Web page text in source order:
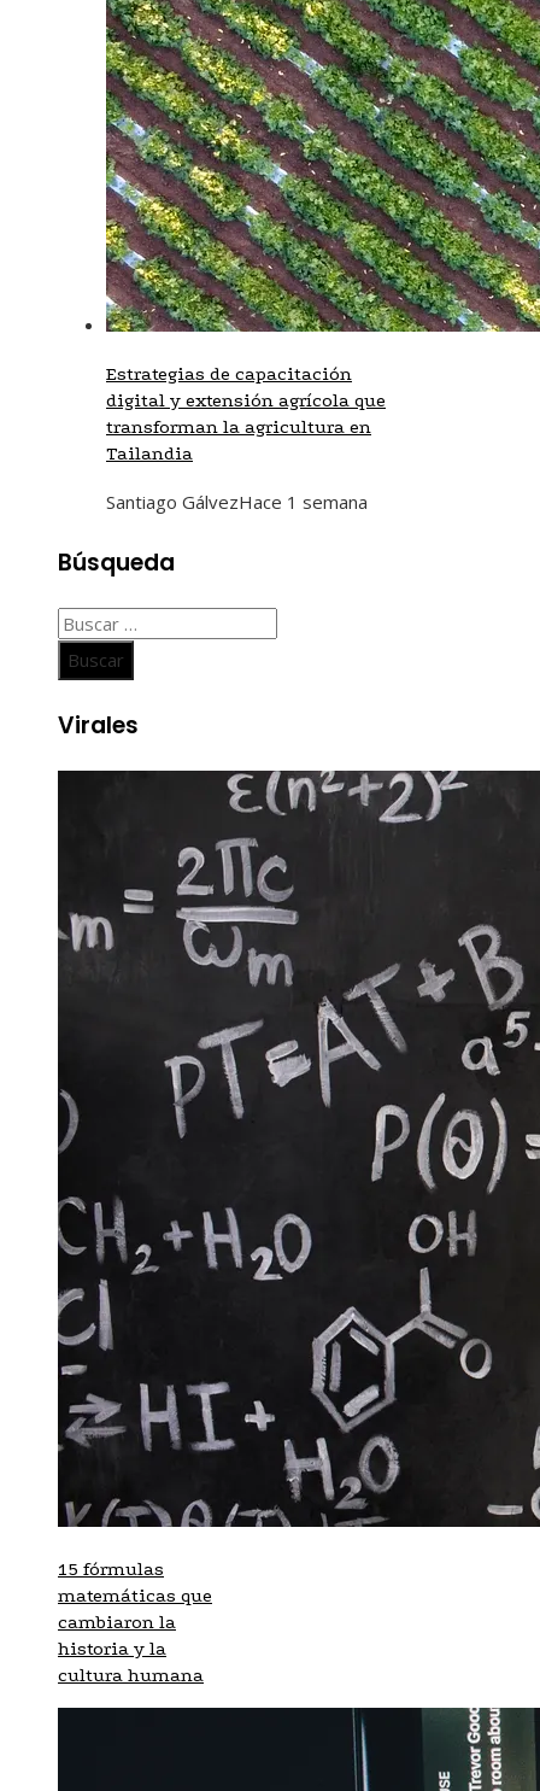
Estrategias de capacitación
digital y extensión agrícola que
transforman la agricultura en
Tailandia
Santiago GálvezHace 1 semana
Búsqueda
Buscar:
Virales
15 fórmulas
matemáticas que
cambiaron la
historia y la
cultura humana